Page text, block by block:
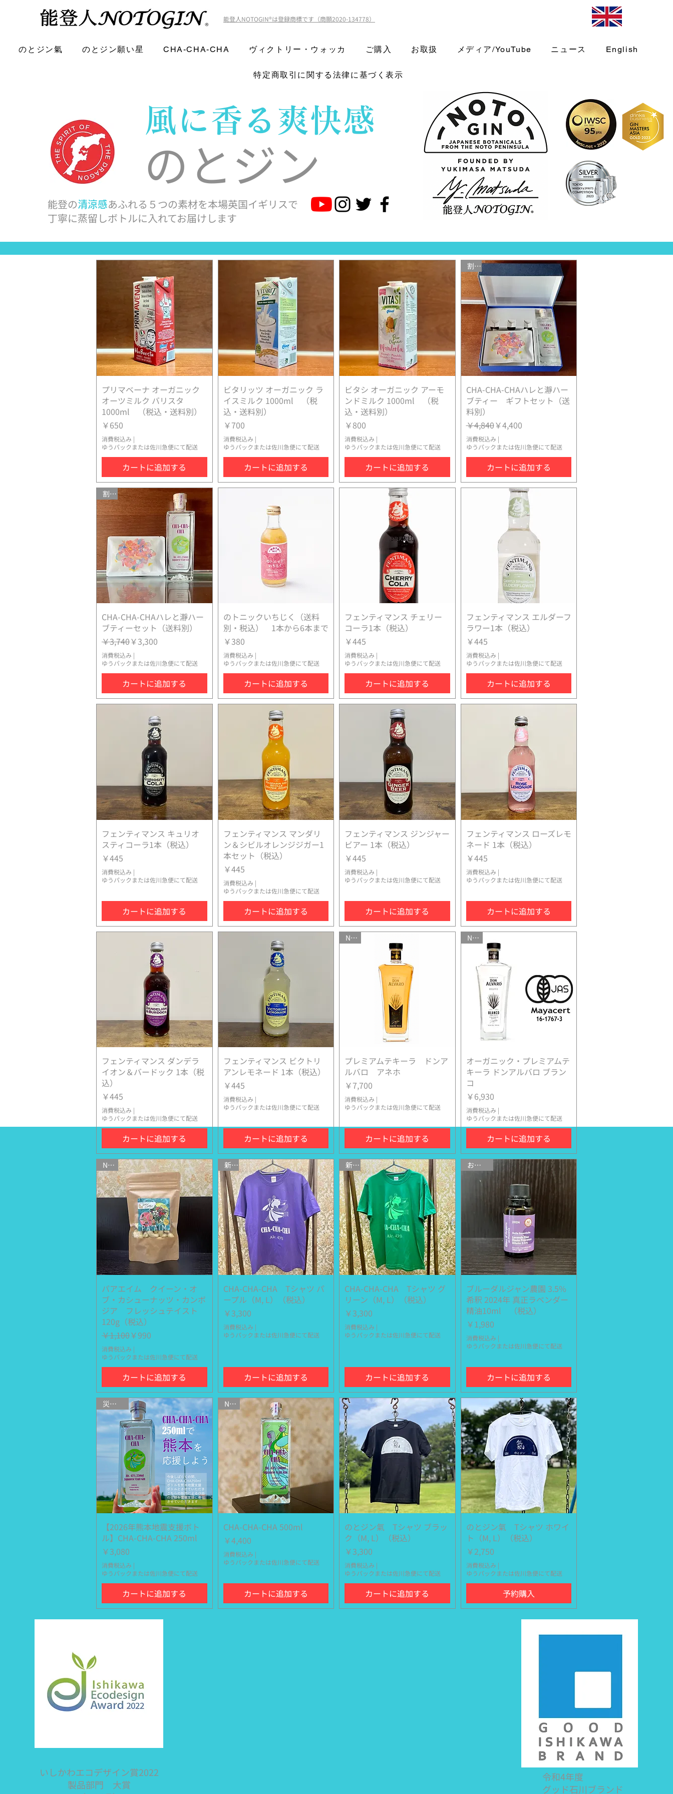
能登人NOTOGIN®️は登録商標です（商願2020-134778）
のとジン氣 のとジン願い星 CHA-CHA-CHA ヴィクトリー・ウォッカ ご購入 お取扱 メディア/YouTube ニュース English
特定商取引に関する法律に基づく表示
​風に香る爽快感
のとジン
能登の清涼感あふれる５つの素材を本場英国イギリスで
丁寧に蒸留しボトルに入れてお届けします
クイックビュー
プリマベーナ オーガニック
オーツミルク バリスタ
1000ml （税込・送料別）
価格
￥650
消費税込み |
ゆうパックまたは佐川急便にて配送
カートに追加する
クイックビュー
ビタリッツ オーガニック ラ
イスミルク 1000ml （税
込・送料別）
価格
￥700
消費税込み |
ゆうパックまたは佐川急便にて配送
カートに追加する
クイックビュー
ビタシ オーガニック アーモ
ンドミルク 1000ml （税
込・送料別）
価格
￥800
消費税込み |
ゆうパックまたは佐川急便にて配送
カートに追加する
クイックビュー
割引
CHA-CHA-CHAハレと瀞ハー
ブティー ギフトセット（送
料別）
通常価格
￥4,840
セール価格￥4,400
消費税込み |
ゆうパックまたは佐川急便にて配送
カートに追加する
クイックビュー
割引
CHA-CHA-CHAハレと瀞ハー
ブティーセット（送料別）
通常価格
￥3,740
セール価格￥3,300
消費税込み |
ゆうパックまたは佐川急便にて配送
カートに追加する
クイックビュー
のトニックいちじく（送料
別・税込） 1本から6本まで
価格
￥380
消費税込み |
ゆうパックまたは佐川急便にて配送
カートに追加する
クイックビュー
フェンティマンス チェリー
コーラ1本（税込）
価格
￥445
消費税込み |
ゆうパックまたは佐川急便にて配送
カートに追加する
クイックビュー
フェンティマンス エルダーフ
ラワー1本（税込）
価格
￥445
消費税込み |
ゆうパックまたは佐川急便にて配送
カートに追加する
クイックビュー
フェンティマンス キュリオ
スティコーラ1本（税込）
価格
￥445
消費税込み |
ゆうパックまたは佐川急便にて配送
カートに追加する
クイックビュー
フェンティマンス マンダリ
ン＆シビルオレンジジガー1
本セット（税込）
価格
￥445
消費税込み |
ゆうパックまたは佐川急便にて配送
カートに追加する
クイックビュー
フェンティマンス ジンジャー
ビアー 1本（税込）
価格
￥445
消費税込み |
ゆうパックまたは佐川急便にて配送
カートに追加する
クイックビュー
フェンティマンス ローズレモ
ネード 1本（税込）
価格
￥445
消費税込み |
ゆうパックまたは佐川急便にて配送
カートに追加する
クイックビュー
フェンティマンス ダンデラ
イオン＆バードック 1本（税
込）
価格
￥445
消費税込み |
ゆうパックまたは佐川急便にて配送
カートに追加する
クイックビュー
フェンティマンス ビクトリ
アンレモネード 1本（税込）
価格
￥445
消費税込み |
ゆうパックまたは佐川急便にて配送
カートに追加する
クイックビュー
NEW
プレミアムテキーラ ドンア
ルバロ アネホ
価格
￥7,700
消費税込み |
ゆうパックまたは佐川急便にて配送
カートに追加する
クイックビュー
NEW
オーガニック・プレミアムテ
キーラ ドンアルバロ ブラン
コ
価格
￥6,930
消費税込み |
ゆうパックまたは佐川急便にて配送
カートに追加する
クイックビュー
NEW
パアエイム クイーン・オ
ブ・カシューナッツ・カンボ
ジア フレッシュテイスト
120g（税込）
通常価格
￥1,100
セール価格￥990
消費税込み |
ゆうパックまたは佐川急便にて配送
カートに追加する
クイックビュー
新作
CHA-CHA-CHA Tシャツ パ
ープル（M, L）（税込）
価格
￥3,300
消費税込み |
ゆうパックまたは佐川急便にて配送
カートに追加する
クイックビュー
新作
CHA-CHA-CHA Tシャツ グ
リーン（M, L）（税込）
価格
￥3,300
消費税込み |
ゆうパックまたは佐川急便にて配送
カートに追加する
クイックビュー
おすすめ
ブルーダルジャン農園 3.5%
希釈 2024年 真正ラベンダー
精油10ml （税込）
価格
￥1,980
消費税込み |
ゆうパックまたは佐川急便にて配送
カートに追加する
クイックビュー
災害支援
【2026年熊本地震支援ボト
ル】CHA-CHA-CHA 250ml
価格
￥3,080
消費税込み |
ゆうパックまたは佐川急便にて配送
カートに追加する
クイックビュー
NEW
CHA-CHA-CHA 500ml
価格
￥4,400
消費税込み |
ゆうパックまたは佐川急便にて配送
カートに追加する
クイックビュー
のとジン氣 Tシャツ ブラッ
ク（M, L）（税込）
価格
￥3,300
消費税込み |
ゆうパックまたは佐川急便にて配送
カートに追加する
クイックビュー
のとジン氣 Tシャツ ホワイ
ト（M, L）（税込）
価格
￥2,750
消費税込み |
ゆうパックまたは佐川急便にて配送
予約購入
いしかわエコデザイン賞2022
製品部門 大賞
令和4年度
グッド石川ブランド